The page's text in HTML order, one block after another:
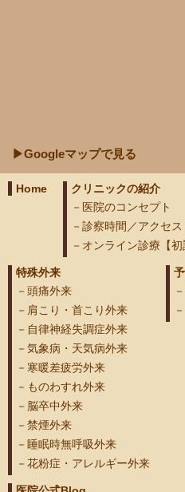
▶Googleマップで見る
Home
クリニックの紹介
医院のコンセプト
診察時間／アクセス
オンライン診療【初
特殊外来
頭痛外来
肩こり・首こり外来
自律神経失調症外来
気象病・天気病外来
寒暖差疲労外来
ものわすれ外来
脳卒中外来
禁煙外来
睡眠時無呼吸外来
花粉症・アレルギー外来